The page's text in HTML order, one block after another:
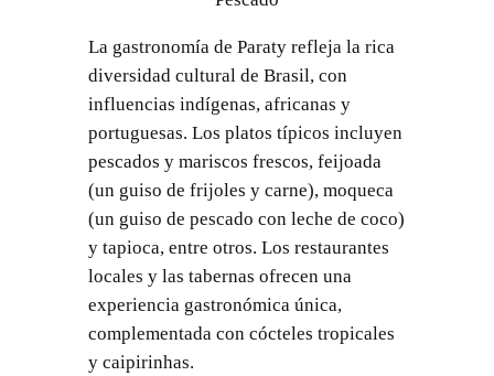
La gastronomía de Paraty refleja la rica
diversidad cultural de Brasil, con
influencias indígenas, africanas y
portuguesas. Los platos típicos incluyen
pescados y mariscos frescos, feijoada
(un guiso de frijoles y carne), moqueca
(un guiso de pescado con leche de coco)
y tapioca, entre otros. Los restaurantes
locales y las tabernas ofrecen una
experiencia gastronómica única,
complementada con cócteles tropicales
y caipirinhas.